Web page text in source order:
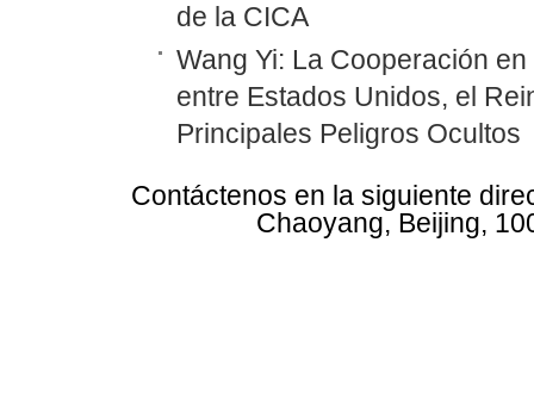
de la CICA
Wang Yi: La Cooperación
entre Estados Unidos, el
Principales Peligros Ocultos
Contáctenos en la siguiente
Chaoyang, Beijing,